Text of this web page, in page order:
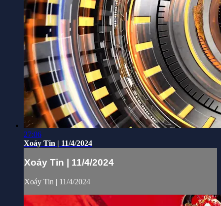
27:06
Xoáy Tin | 11/4/2024
Xoáy Tin | 11/4/2024
Xoáy Tin | 11/4/2024